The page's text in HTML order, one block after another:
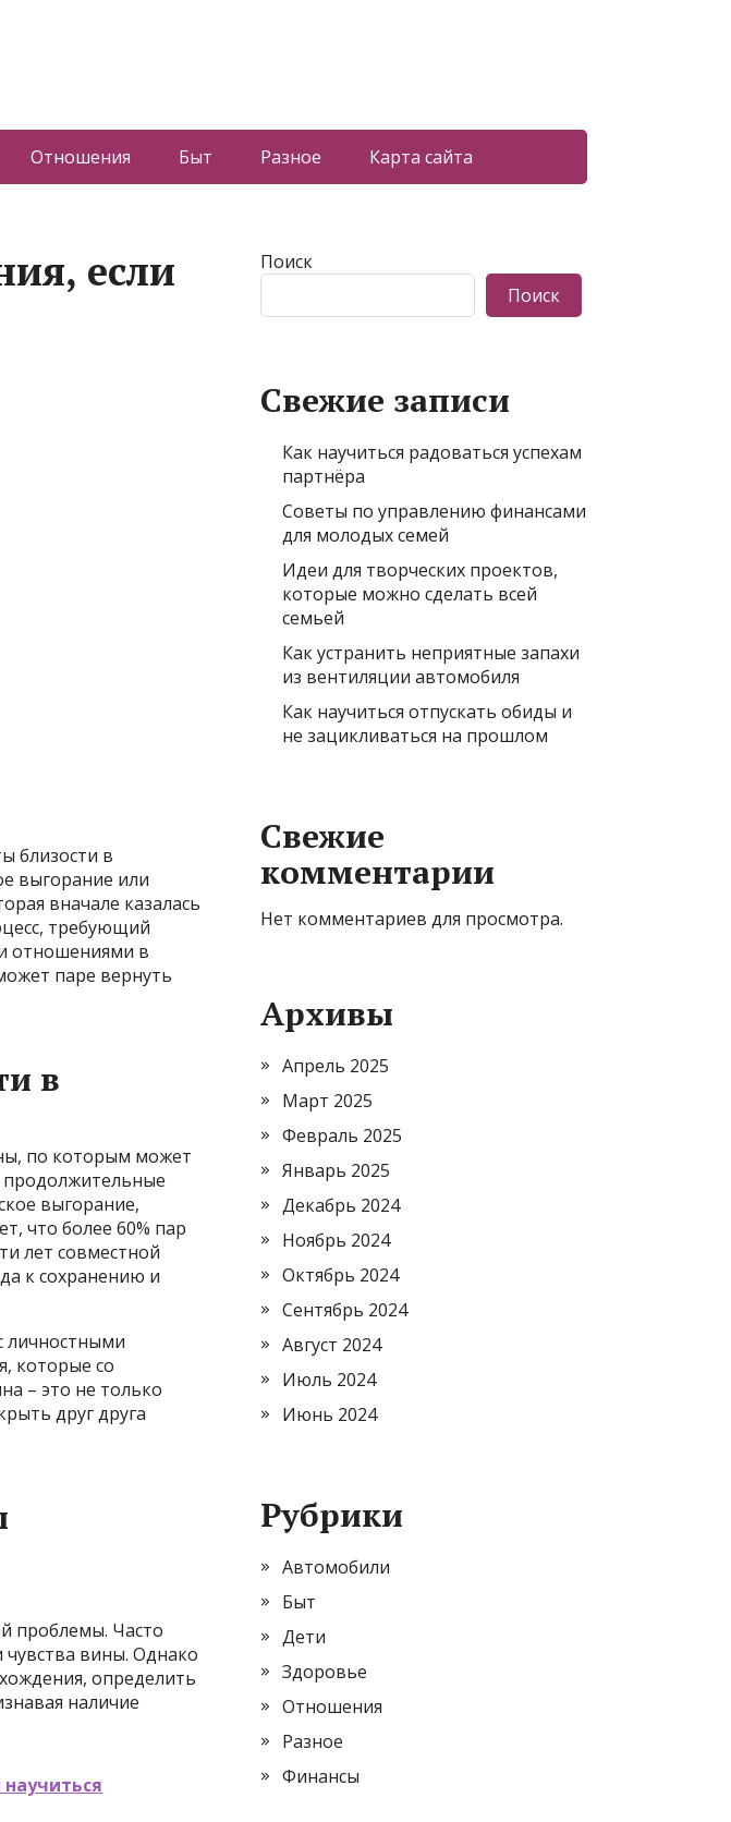
Отношения Быт Разное Карта сайта
если
близости в
выгорание или
вначале казалась
требующий
отношениями в
паре вернуть
в
по которым может
продолжительные
выгорание,
что более 60% пар
лет совместной
к сохранению и
личностными
которые со
– это не только
друг друга
проблемы. Часто
чувства вины. Однако
определить
наличие
Поиск
Поиск
Свежие записи
Как научиться радоваться успехам
партнёра
Советы по управлению финансами
для молодых семей
Идеи для творческих проектов,
которые можно сделать всей
семьей
Как устранить неприятные запахи
из вентиляции автомобиля
Как научиться отпускать обиды и
не зацикливаться на прошлом
Свежие
комментарии
Нет комментариев для просмотра.
Архивы
Апрель 2025
Март 2025
Февраль 2025
Январь 2025
Декабрь 2024
Ноябрь 2024
Октябрь 2024
Сентябрь 2024
Август 2024
Июль 2024
Июнь 2024
Рубрики
Автомобили
Быт
Дети
Здоровье
Отношения
Разное
Финансы